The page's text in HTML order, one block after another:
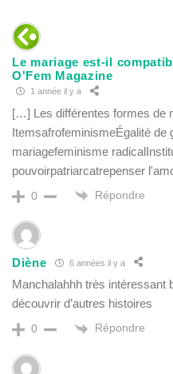
Le mariage est-il
O'Fem Magazine
1 année il y a
[…] Les différentes formes de
ItemsafrofeminismeÉgalité
mariagefeminisme
pouvoirpatriarcatrepenser
0 Répondre
Diène 6 années il y a
Manchalahhh très intéressant
découvrir d’autres histoires
0 Répondre